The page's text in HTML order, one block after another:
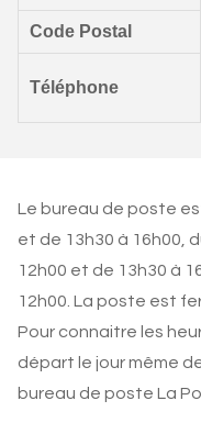
Code Postal
Téléphone
Le bureau de poste
et de 13h30 à 16h00,
12h00 et de 13h30 à
12h00. La poste est
Pour connaitre les
départ le jour même
bureau de poste La